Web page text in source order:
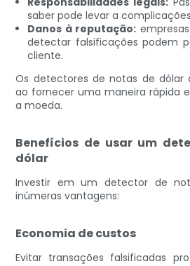
saber pode levar a
Danos à reputação:
detectar falsificações podem
cliente.
Os detectores de notas de dólar
ao fornecer uma maneira rápida
a moeda.
Benefícios de usar um
dólar
Investir em um detector de
inúmeras vantagens:
Economia de custos
Evitar transações falsificadas